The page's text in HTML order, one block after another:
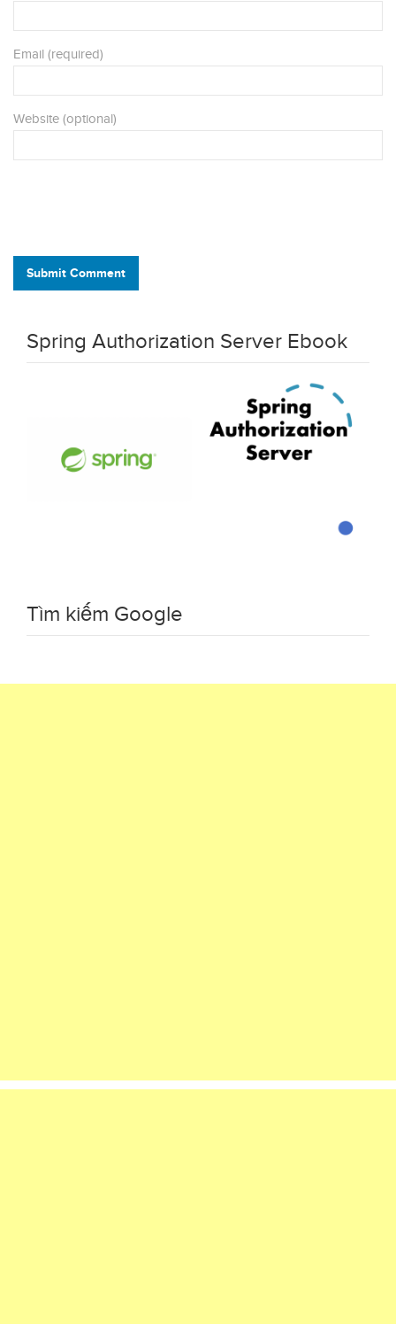
Email (required)
Website (optional)
Submit Comment
Spring Authorization Server Ebook
Tìm kiếm Google